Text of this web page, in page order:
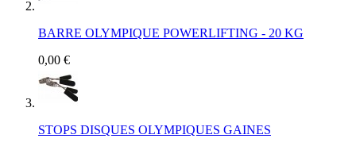
BARRE OLYMPIQUE POWERLIFTING - 20 KG
0,00 €
STOPS DISQUES OLYMPIQUES GAINES